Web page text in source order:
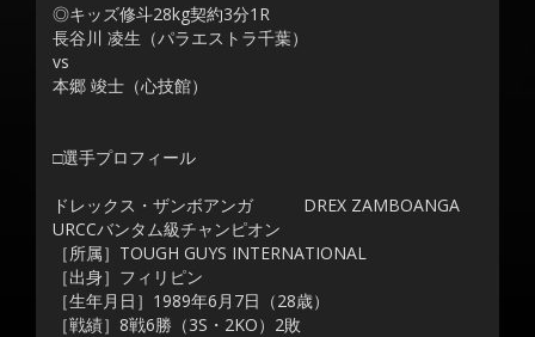
◎キッズ修斗28kg契約3分1R
長谷川 凌生（パラエストラ千葉）
vs
本郷 竣士（心技館）
□選手プロフィール
ドレックス・ザンボアンガ DREX ZAMBOANGA
URCCバンタム級チャンピオン
［所属］TOUGH GUYS INTERNATIONAL
［出身］フィリピン
［生年月日］1989年6月7日（28歳）
［戦績］8戦6勝（3S・2KO）2敗